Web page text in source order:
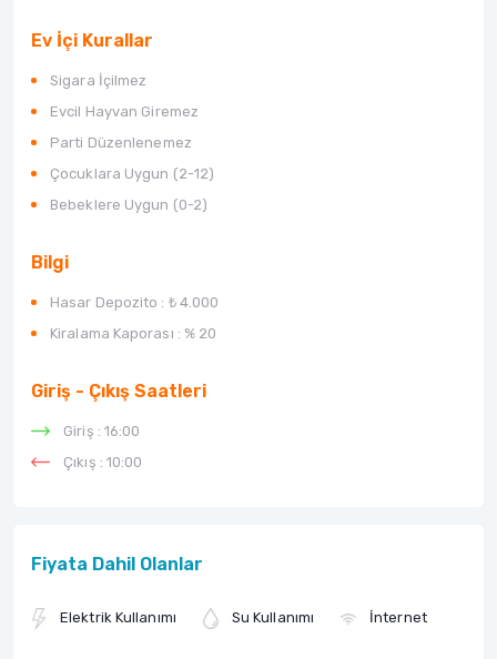
Ev İçi Kurallar
Sigara İçilmez
Evcil Hayvan Giremez
Parti Düzenlenemez
Çocuklara Uygun (2-12)
Bebeklere Uygun (0-2)
Bilgi
Hasar Depozito : ₺ 4.000
Kiralama Kaporası : % 20
Giriş - Çıkış Saatleri
Giriş : 16:00
Çıkış : 10:00
Fiyata Dahil Olanlar
Elektrik Kullanımı Su Kullanımı İnternet